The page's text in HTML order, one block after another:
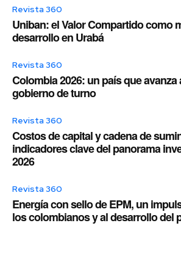
Revista 360
Uniban: el Valor Compartido como
desarrollo en Urabá
Revista 360
Colombia 2026: un país que avanza
gobierno de turno
Revista 360
Costos de capital y cadena de
indicadores clave del panorama
2026
Revista 360
Energía con sello de EPM, un
los colombianos y al desarrollo del